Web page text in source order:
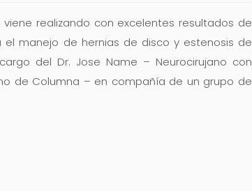
realizando con excelentes resultados de
manejo de hernias de disco y estenosis de
del Dr. Jose Name – Neurocirujano con
de Columna – en compañía de un grupo de